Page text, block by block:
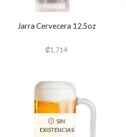
Jarra Cervecera 12.5oz
₡1,714
SIN
EXISTENCIAS